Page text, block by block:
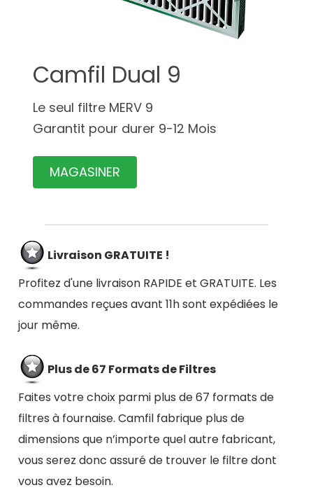
Camfil Dual 9
Le seul filtre MERV 9
Garantit pour durer 9-12 Mois
MAGASINER
Livraison GRATUITE !
Profitez d'une livraison RAPIDE et GRATUITE. Les
commandes reçues avant 11h sont expédiées le
jour même.
Plus de 67 Formats de Filtres
Faites votre choix parmi plus de 67 formats de
filtres à fournaise. Camfil fabrique plus de
dimensions que n’importe quel autre fabricant,
vous serez donc assuré de trouver le filtre dont
vous avez besoin.